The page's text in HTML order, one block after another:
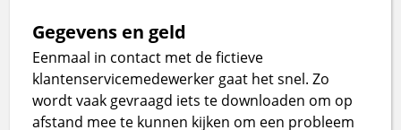
Gegevens en geld
Eenmaal in contact met de fictieve
klantenservicemedewerker gaat het snel. Zo
wordt vaak gevraagd iets te downloaden om op
afstand mee te kunnen kijken om een probleem